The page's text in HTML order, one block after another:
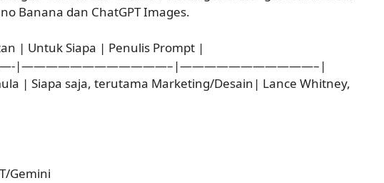
Banana dan ChatGPT Images.
| Untuk Siapa | Penulis Prompt |
|————————————–|———————————–|
| Siapa saja, terutama Marketing/Desain| Lance Whitney,
Gemini